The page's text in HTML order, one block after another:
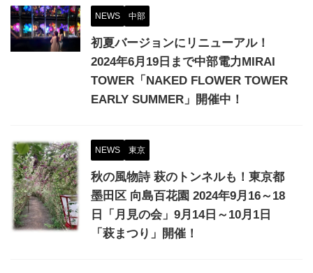
NEWS 中部
初夏バージョンにリニューアル！
2024年6月19日まで中部電力MIRAI
TOWER「NAKED FLOWER TOWER
EARLY SUMMER」開催中！
NEWS 東京
秋の風物詩 萩のトンネルも！東京都
墨田区 向島百花園 2024年9月16～18
日「月見の会」9月14日～10月1日
「萩まつり」開催！